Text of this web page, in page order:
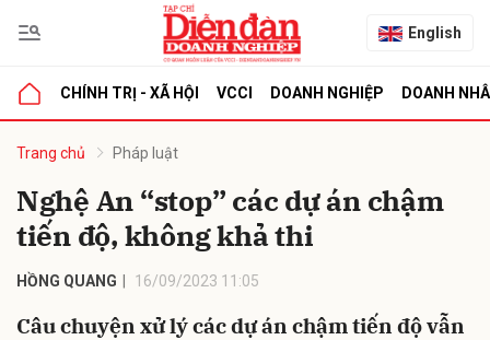
English
CHÍNH TRỊ - XÃ HỘI VCCI DOANH NGHIỆP DOANH
Trang chủ Pháp luật
Nghệ An “stop” các dự án chậm
tiến độ, không khả thi
HỒNG QUANG 16/09/2023 11:05
Câu chuyện xử lý các dự án chậm tiến độ vẫn
luận